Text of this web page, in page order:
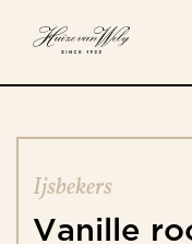
Ijsbekers
Vanille